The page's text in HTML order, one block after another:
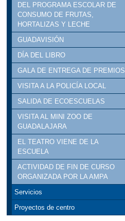
DEL PROGRAMA ESCOLAR DE
CONSUMO DE FRUTAS,
HORTALIZAS Y LECHE
GUADAVISIÓN
DÍA DEL LIBRO
GALA DE ENTREGA DE PREMIOS
VISITA A LA POLICÍA LOCAL
SALIDA DE ECOESCUELAS
VISITA AL MINI ZOO DE
GUADALAJARA
EL TEATRO VIENE DE LA
ESCUELA
ACTIVIDAD DE FIN DE CURSO
ORGANIZADA POR LA AMPA
Servicios
Proyectos de centro